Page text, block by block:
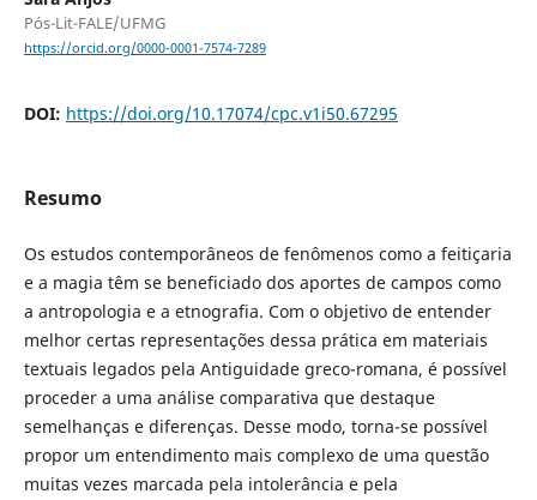
Pós-Lit-FALE/UFMG
https://orcid.org/0000-0001-7574-7289
DOI: https://doi.org/10.17074/cpc.v1i50.67295
Resumo
Os estudos contemporâneos de fenômenos como a feitiçaria
e a magia têm se beneficiado dos aportes de campos como
a antropologia e a etnografia. Com o objetivo de entender
melhor certas representações dessa prática em materiais
textuais legados pela Antiguidade greco-romana, é possível
proceder a uma análise comparativa que destaque
semelhanças e diferenças. Desse modo, torna-se possível
propor um entendimento mais complexo de uma questão
muitas vezes marcada pela intolerância e pela